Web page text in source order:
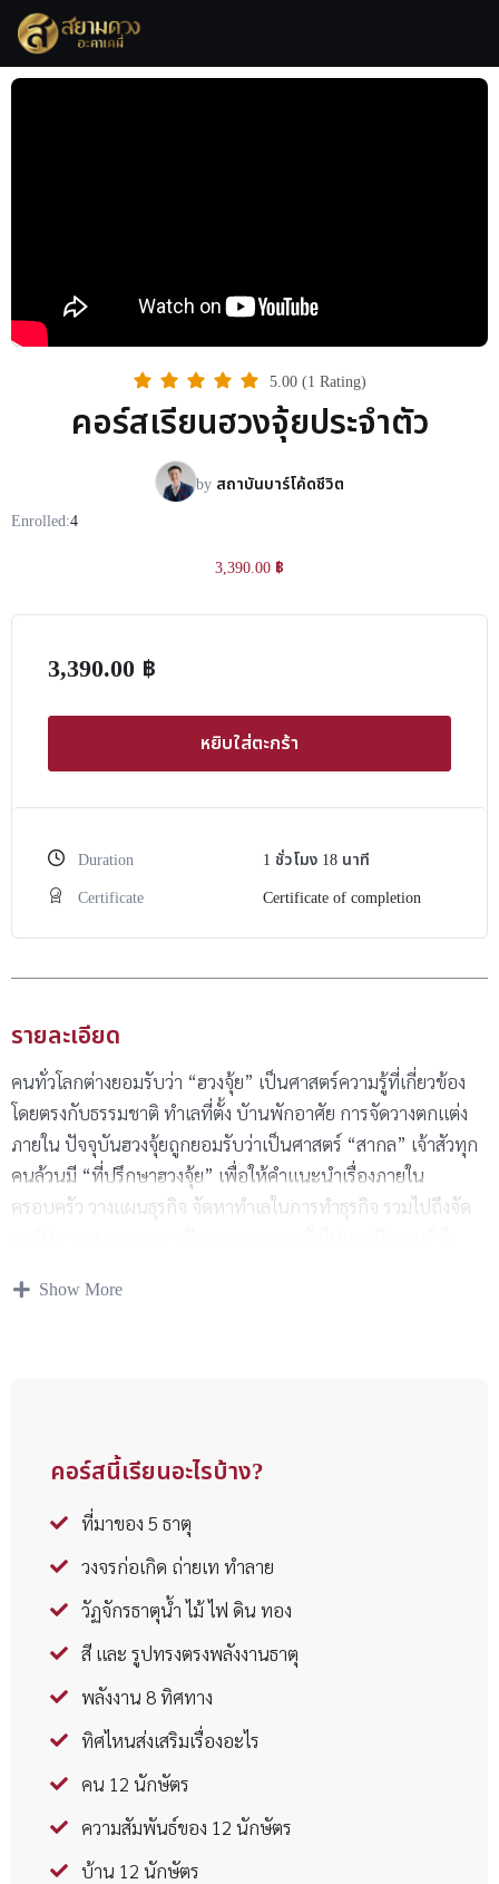
5.00 (1 Rating)
คอร์สเรียนฮวงจุ้ยประจำตัว
by สถาบันบาร์โค้ดชีวิต
Enrolled:4
3,390.00 ฿
3,390.00 ฿
หยิบใส่ตะกร้า
Duration 1 ชั่วโมง 18 นาที
Certificate
Certificate of completion
รายละเอียด
คนทั่วโลกต่างยอมรับว่า “ฮวงจุ้ย” เป็นศาสตร์ความรู้ที่เกี่ยวข้อง
โดยตรงกับธรรมชาติ ทำเลที่ตั้ง บัานพักอาศัย การจัดวางตกแต่ง
ภายใน ปัจจุบันฮวงจุ้ยถูกยอมรับว่าเป็นศาสตร์ “สากล” เจ้าสัวทุก
คนล้วนมี “ที่ปรึกษาฮวงจุ้ย” เพื่อให้คำแนะนำเรื่องภายใน
ครอบครัว วางแผนธุรกิจ จัดหาทำเลในการทำธุรกิจ รวมไปถึงจัด
ได้ เราเรียกว่า “ฮวงจุ้ยประจำตัว”
Show More
คอร์สนี้เรียนอะไรบ้าง?
ที่มาของ 5 ธาตุ
วงจรก่อเกิด ถ่ายเท ทำลาย
วัฏจักรธาตุน้ำ ไม้ ไฟ ดิน ทอง
สี และ รูปทรงตรงพลังงานธาตุ
พลังงาน 8 ทิศทาง
ทิศไหนส่งเสริมเรื่องอะไร
คน 12 นักษัตร
ความสัมพันธ์ของ 12 นักษัตร
บ้าน 12 นักษัตร